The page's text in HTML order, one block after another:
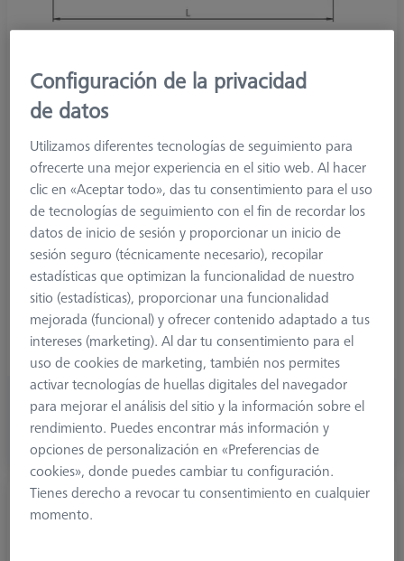
Product Type
Stylus
Ø Sphere (DK)
0,8 mm
Length (L)
8,0 mm
Stylus Tip Material
Si. Nitride
Stylus Tip
Sphere
Shaft Material
Tung. Carb.
Connection Type
Without thread
2. Measuring Length (MLE)
4,8 mm
Ø Shaft (DS)
1,0 mm
Ø 2. Shaft (DSE)
0,6 mm
52,20 €
más el IVA
Disponible en breve
Palpador escalonado, DK1 L16
Configuración de la privacidad
de datos
Utilizamos diferentes tecnologías de seguimiento para
ofrecerte una mejor experiencia en el sitio web. Al hacer
clic en «Aceptar todo», das tu consentimiento para el uso
de tecnologías de seguimiento con el fin de recordar los
datos de inicio de sesión y proporcionar un inicio de
sesión seguro (técnicamente necesario), recopilar
estadísticas que optimizan la funcionalidad de nuestro
sitio (estadísticas), proporcionar una funcionalidad
mejorada (funcional) y ofrecer contenido adaptado a tus
intereses (marketing). Al dar tu consentimiento para el
uso de cookies de marketing, también nos permites
activar tecnologías de huellas digitales del navegador
para mejorar el análisis del sitio y la información sobre el
rendimiento. Puedes encontrar más información y
opciones de personalización en «Preferencias de
cookies», donde puedes cambiar tu configuración.
Tienes derecho a revocar tu consentimiento en cualquier
momento.